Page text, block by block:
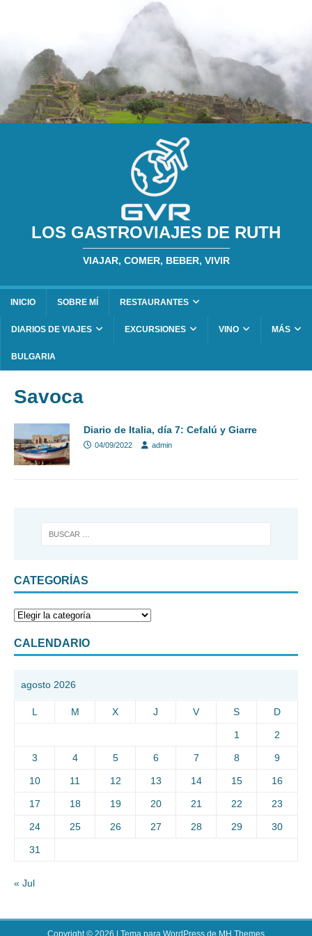
LOS GASTROVIAJES DE RUTH
VIAJAR, COMER, BEBER, VIVIR
INICIO SOBRE MÍ RESTAURANTES
DIARIOS DE VIAJES EXCURSIONES VINO MÁS
BULGARIA
Savoca
Diario de Italia, día 7: Cefalú y Giarre
04/09/2022 admin
CATEGORÍAS
CALENDARIO
agosto 2026
L M X J V S D
1 2
3 4 5 6 7 8 9
10 11 12 13 14 15 16
17 18 19 20 21 22 23
24 25 26 27 28 29 30
31
« Jul
Copyright © 2026 | Tema para WordPress de MH Themes